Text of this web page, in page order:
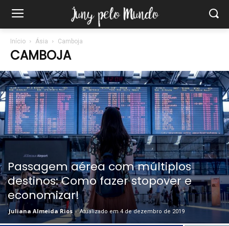
Início Ásia Camboja
CAMBOJA
Passagem aérea com múltiplos
destinos: Como fazer stopover e
economizar!
Juliana Almeida Rios - Atualizado em 4 de dezembro de 2019